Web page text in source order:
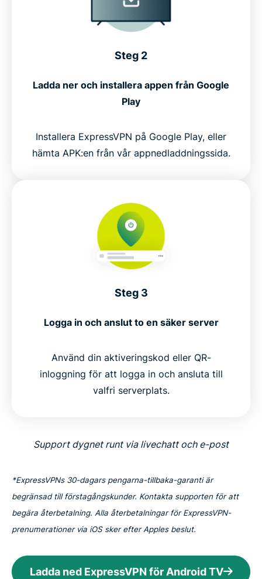
Steg 2
Ladda ner och installera appen från Google
Play
Installera ExpressVPN på Google Play, eller
hämta APK:en från vår appnedladdningssida.
Steg 3
Logga in och anslut to en säker server
Använd din aktiveringskod eller QR-
inloggning för att logga in och ansluta till
valfri serverplats.
Support dygnet runt via livechatt och e-post
*ExpressVPNs 30-dagars pengarna-tillbaka-garanti är
begränsad till förstagångskunder. Kontakta supporten för att
begära återbetalning. Alla återbetalningar för ExpressVPN-
prenumerationer via iOS sker efter Apples beslut.
Ladda ned ExpressVPN för Android TV